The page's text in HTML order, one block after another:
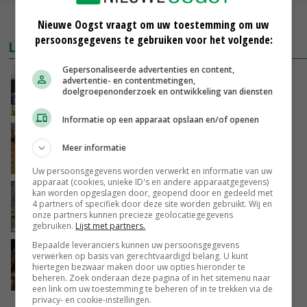
MEER MARKTPRIJZEN
LAATSTE NIEUWS
Gemiddelde Europese melkprijs daalt licht in
juni
varkensvleesketen
Emmeloord noteert eerste zaaiuien op
maximaal 20 euro
VANDAAG, 14:59
Spontane boerenacties in Twente en
Apeldoorn zetten de trend
VANDAAG, 14:48
Nieuwe Oogst vraagt om uw toestemming om uw
persoonsgegevens te gebruiken voor het volgende:
Gepersonaliseerde advertenties en content,
advertentie- en contentmetingen,
doelgroepenonderzoek en ontwikkeling van diensten
Informatie op een apparaat opslaan en/of openen
Meer informatie
Uw persoonsgegevens worden verwerkt en informatie van uw
apparaat (cookies, unieke ID's en andere apparaatgegevens)
kan worden opgeslagen door, geopend door en gedeeld met
4 partners of specifiek door deze site worden gebruikt. Wij en
onze partners kunnen precieze geolocatiegegevens
gebruiken. Lijst met partners.
Bepaalde leveranciers kunnen uw persoonsgegevens
verwerken op basis van gerechtvaardigd belang. U kunt
hiertegen bezwaar maken door uw opties hieronder te
beheren. Zoek onderaan deze pagina of in het sitemenu naar
een link om uw toestemming te beheren of in te trekken via de
privacy- en cookie-instellingen.